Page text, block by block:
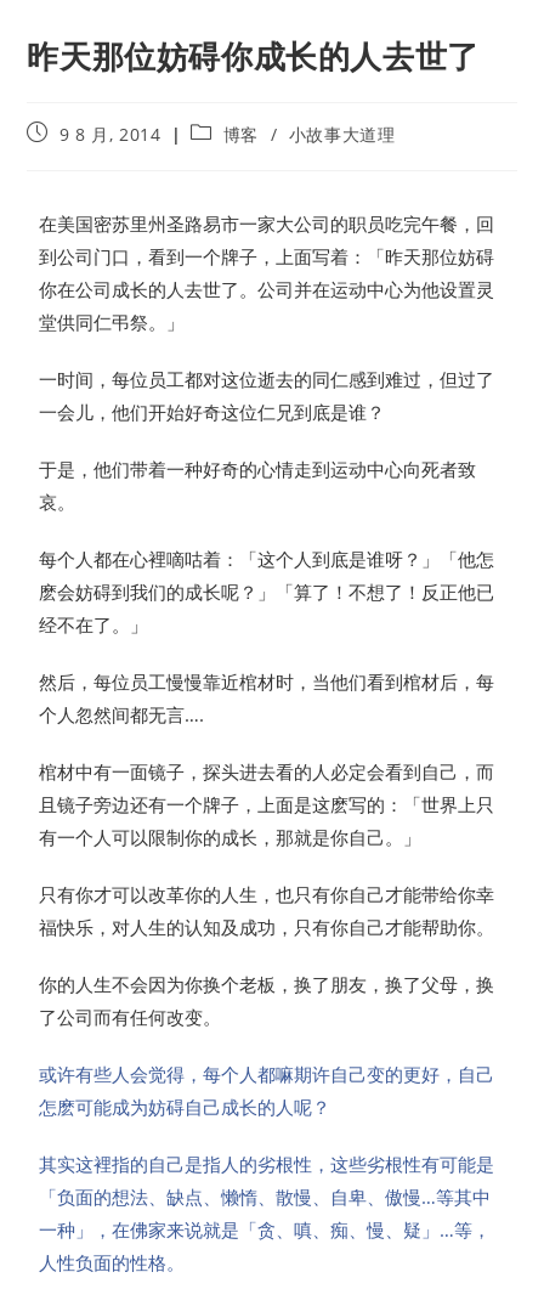
昨天那位妨碍你成长的人去世了
9 8 月, 2014 博客 / 小故事大道理
在美国密苏里州圣路易市一家大公司的职员吃完午餐，回
到公司门口，看到一个牌子，上面写着：「昨天那位妨碍
你在公司成长的人去世了。公司并在运动中心为他设置灵
堂供同仁弔祭。」
一时间，每位员工都对这位逝去的同仁感到难过，但过了
一会儿，他们开始好奇这位仁兄到底是谁？
于是，他们带着一种好奇的心情走到运动中心向死者致
哀。
每个人都在心裡嘀咕着：「这个人到底是谁呀？」「他怎
麽会妨碍到我们的成长呢？」「算了！不想了！反正他已
经不在了。」
然后，每位员工慢慢靠近棺材时，当他们看到棺材后，每
个人忽然间都无言….
棺材中有一面镜子，探头进去看的人必定会看到自己，而
且镜子旁边还有一个牌子，上面是这麽写的：「世界上只
有一个人可以限制你的成长，那就是你自己。」
只有你才可以改革你的人生，也只有你自己才能带给你幸
福快乐，对人生的认知及成功，只有你自己才能帮助你。
你的人生不会因为你换个老板，换了朋友，换了父母，换
了公司而有任何改变。
或许有些人会觉得，每个人都嘛期许自己变的更好，自己
怎麽可能成为妨碍自己成长的人呢？
其实这裡指的自己是指人的劣根性，这些劣根性有可能是
「负面的想法、缺点、懒惰、散慢、自卑、傲慢…等其中
一种」，在佛家来说就是「贪、嗔、痴、慢、疑」…等，
人性负面的性格。